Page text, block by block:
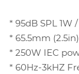
* 95dB SPL 1W
* 65.5mm
* 250W IEC
* 60Hz-3kHZ